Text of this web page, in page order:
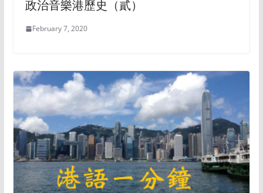
政治音樂港歷史（貳）
February 7, 2020